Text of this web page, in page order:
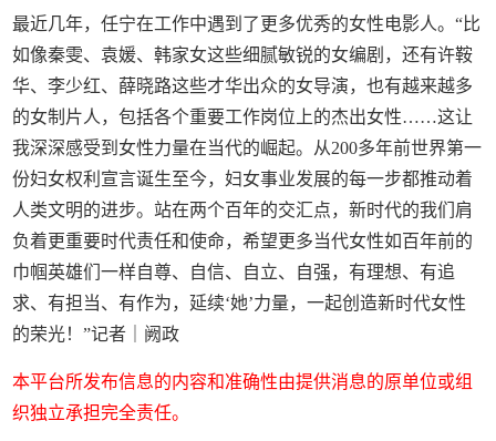
最近几年，任宁在工作中遇到了更多优秀的女性电影人。“比
如像秦雯、袁媛、韩家女这些细腻敏锐的女编剧，还有许鞍
华、李少红、薛晓路这些才华出众的女导演，也有越来越多
的女制片人，包括各个重要工作岗位上的杰出女性……这让
我深深感受到女性力量在当代的崛起。从200多年前世界第一
份妇女权利宣言诞生至今，妇女事业发展的每一步都推动着
人类文明的进步。站在两个百年的交汇点，新时代的我们肩
负着更重要时代责任和使命，希望更多当代女性如百年前的
巾帼英雄们一样自尊、自信、自立、自强，有理想、有追
求、有担当、有作为，延续‘她’力量，一起创造新时代女性
的荣光！”记者｜阙政
本平台所发布信息的内容和准确性由提供消息的原单位或组
织独立承担完全责任。